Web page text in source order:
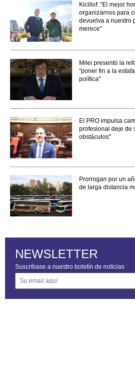
Kicillof: "El mejor
organizarnos para
devuelva a nuestro
merece"
Milei presentó la
"poner fin a la
política"
El PRO impulsa
profesional deje de
obstáculos"
Prorrogan por un
de larga distancia
NEWSLETTER
Suscríbase a nuestro boletín de noticias